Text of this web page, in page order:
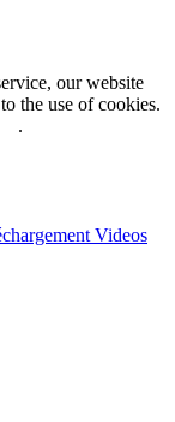
our website
the use of cookies.
.
Videos